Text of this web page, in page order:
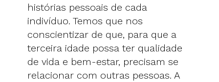
histórias pessoais de cada
indivíduo. Temos que nos
conscientizar de que, para que a
terceira idade possa ter qualidade
de vida e bem-estar, precisam se
relacionar com outras pessoas. A